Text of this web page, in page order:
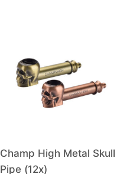
Champ High Metal Skull
Pipe (12x)